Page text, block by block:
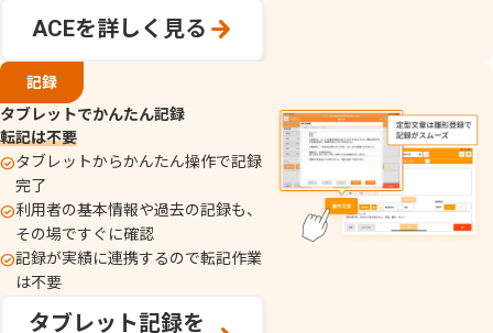
ACEを詳しく見る
記録​​
タブレットでかんたん記録
転記は不要
タブレットからかんたん操作で記録
完了
利用者の基本情報や過去の記録も、
その場ですぐに確認
記録が実績に連携するので転記作業
は不要
タブレット記録を